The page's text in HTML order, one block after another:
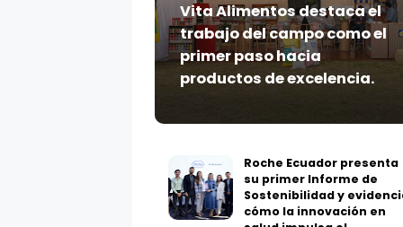
Vita Alimentos destaca el
trabajo del campo como el
primer paso hacia
productos de excelencia.
Roche Ecuador presenta
su primer Informe de
Sostenibilidad y
cómo la innovación en